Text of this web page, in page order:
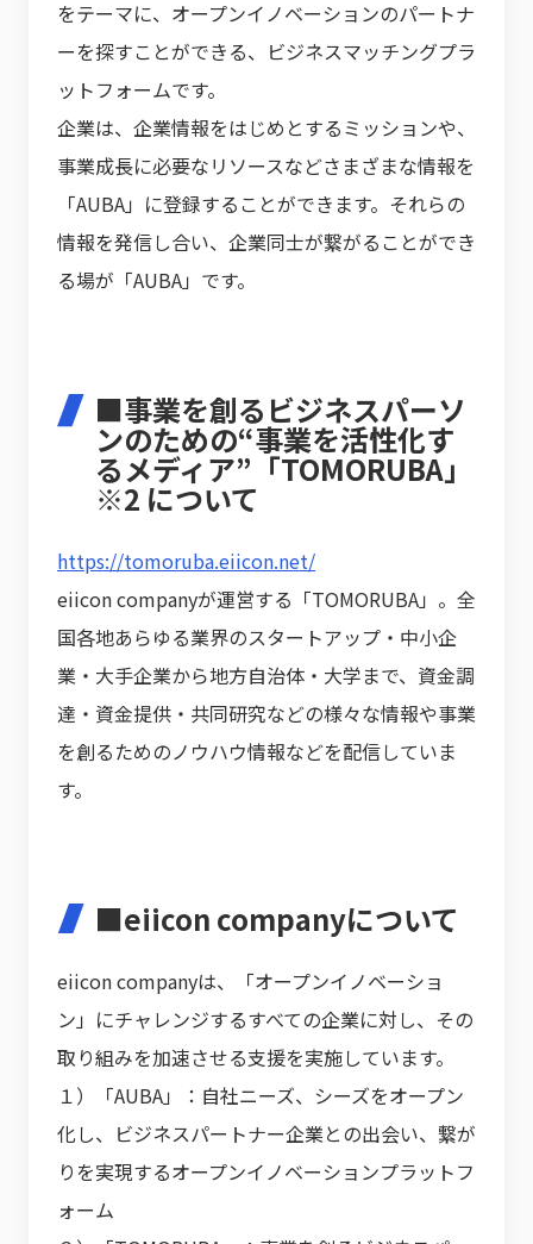
をテーマに、オープンイノベーションのパートナ
ーを探すことができる、ビジネスマッチングプラ
ットフォームです。
企業は、企業情報をはじめとするミッションや、
事業成長に必要なリソースなどさまざまな情報を
「AUBA」に登録することができます。それらの
情報を発信し合い、企業同士が繋がることができ
る場が「AUBA」です。
■事業を創るビジネスパーソ
ンのための“事業を活性化す
るメディア”「TOMORUBA」
※2 について
https://tomoruba.eiicon.net/
eiicon companyが運営する「TOMORUBA」。全
国各地あらゆる業界のスタートアップ・中小企
業・大手企業から地方自治体・大学まで、資金調
達・資金提供・共同研究などの様々な情報や事業
を創るためのノウハウ情報などを配信していま
す。
■eiicon companyについて
eiicon companyは、「オープンイノベーショ
ン」にチャレンジするすべての企業に対し、その
取り組みを加速させる支援を実施しています。
１）「AUBA」：自社ニーズ、シーズをオープン
化し、ビジネスパートナー企業との出会い、繋が
りを実現するオープンイノベーションプラットフ
ォーム